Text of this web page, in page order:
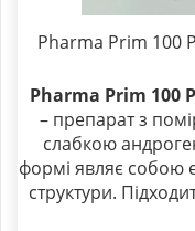
Pharma Prim 100
Pharma Prim 100
– препарат з
слабкою
формі являє собою
структури.